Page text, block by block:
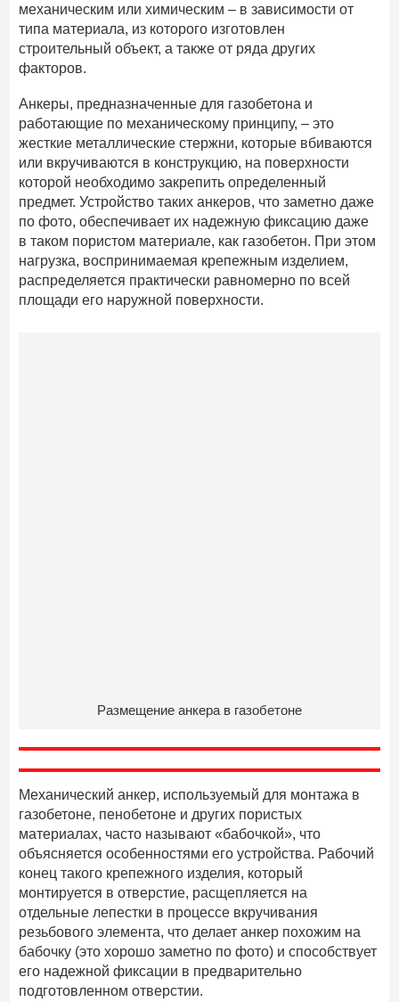
механическим или химическим – в зависимости от
типа материала, из которого изготовлен
строительный объект, а также от ряда других
факторов.
Анкеры, предназначенные для газобетона и
работающие по механическому принципу, – это
жесткие металлические стержни, которые вбиваются
или вкручиваются в конструкцию, на поверхности
которой необходимо закрепить определенный
предмет. Устройство таких анкеров, что заметно даже
по фото, обеспечивает их надежную фиксацию даже
в таком пористом материале, как газобетон. При этом
нагрузка, воспринимаемая крепежным изделием,
распределяется практически равномерно по всей
площади его наружной поверхности.
Размещение анкера в газобетоне
Механический анкер, используемый для монтажа в
газобетоне, пенобетоне и других пористых
материалах, часто называют «бабочкой», что
объясняется особенностями его устройства. Рабочий
конец такого крепежного изделия, который
монтируется в отверстие, расщепляется на
отдельные лепестки в процессе вкручивания
резьбового элемента, что делает анкер похожим на
бабочку (это хорошо заметно по фото) и способствует
его надежной фиксации в предварительно
подготовленном отверстии.